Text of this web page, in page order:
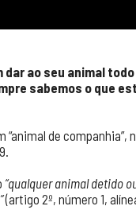
ao seu animal
sabemos o que
de
“qualquer animal detido
(artigo 2º, número 1,